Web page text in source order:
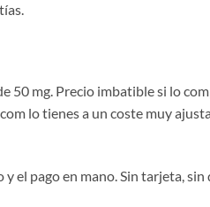
50 mg. Precio imbatible si lo
lo tienes a un coste muy
el pago en mano. Sin tarjeta,